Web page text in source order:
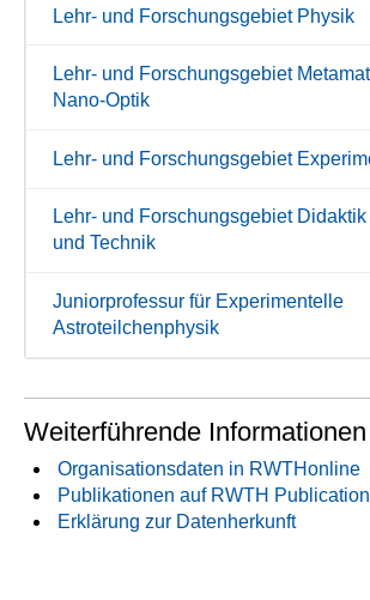
Lehr- und Forschungsgebiet Physik
Lehr- und Forschungsgebiet
Nano-Optik
Lehr- und Forschungsgebiet
Lehr- und Forschungsgebiet
und Technik
Juniorprofessur für Experimentelle
Astroteilchenphysik
Weiterführende Informationen
Organisationsdaten in RWTHonline
Publikationen auf RWTH
Erklärung zur Datenherkunft